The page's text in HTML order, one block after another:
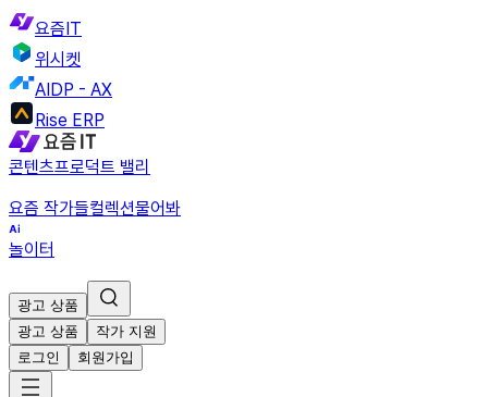
요즘IT
위시켓
AIDP - AX
Rise ERP
콘텐츠프로덕트 밸리
요즘 작가들컬렉션물어봐
놀이터
광고 상품
광고 상품
작가 지원
로그인
회원가입